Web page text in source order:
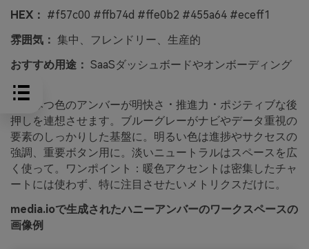
HEX： #f57c00 #ffb74d #ffe0b2 #455a64 #eceff1
雰囲気： 集中、フレンドリー、生産的
おすすめ用途： SaaSダッシュボードやオンボーディング
はちみつ色のアンバーが明快さ・推進力・ポジティブな後
押しを連想させます。ブルーグレーがナビやデータ重視の
要素のしっかりした基盤に。明るい色は進捗やサクセスの
強調、重要ボタン用に。淡いニュートラルはスペースを広
く使って。ワンポイント：暖色アクセントは密集したチャ
ートには使わず、特に注目させたいメトリクスだけに。
media.ioで生成されたハニーアンバーのワークスペースの
画像例